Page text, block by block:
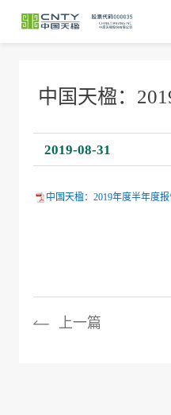
中国天楹：
2019-08-31
中国天楹：2019年度半年度
上一篇